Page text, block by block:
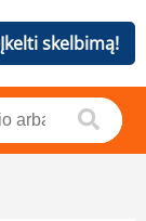
Įkelti skelbimą!